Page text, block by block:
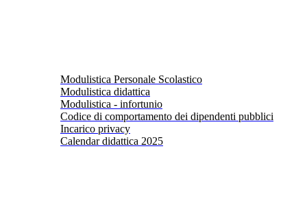
Modulistica Personale Scolastico
Modulistica didattica
Modulistica - infortunio
Codice di comportamento dei dipendenti pubblici
Incarico privacy
Calendar didattica 2025